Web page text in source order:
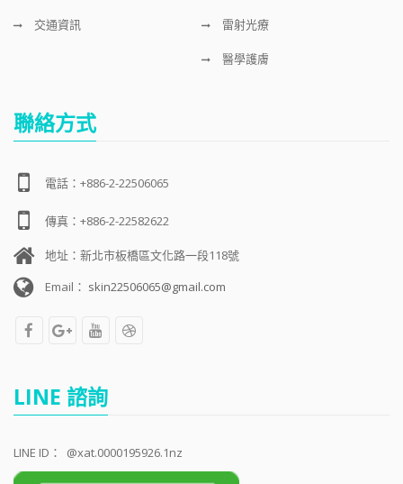
交通資訊 雷射光療
醫學護膚
聯絡方式
電話：+886-2-22506065
傳真：+886-2-22582622
地址：新北市板橋區文化路一段118號
Email： skin22506065@gmail.com
LINE 諮詢
LINE ID： @xat.0000195926.1nz